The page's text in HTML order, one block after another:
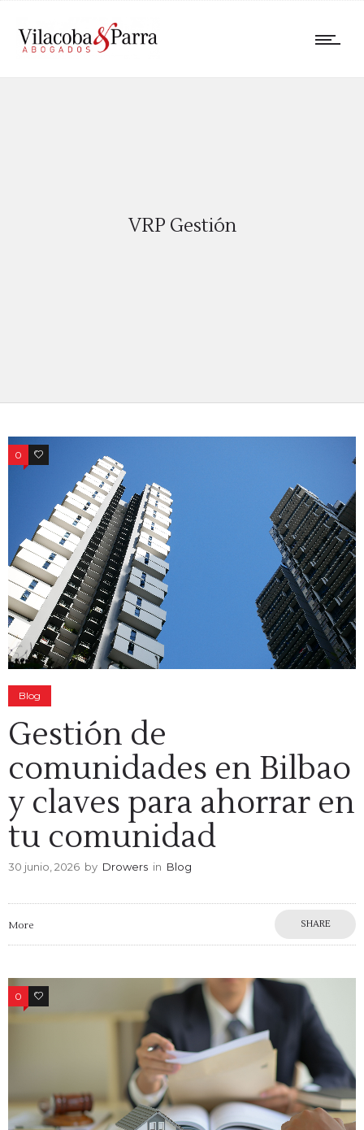
VRP Gestión
0 0
Blog
Gestión de
comunidades en Bilbao
y claves para ahorrar en
tu comunidad
30 junio, 2026 by Drowers in Blog
More SHARE
0 0